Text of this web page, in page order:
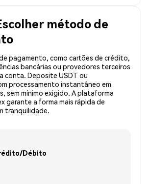
método de
pagamento, como cartões de crédito,
bancárias ou provedores terceiros
conta. Deposite USDT ou
processamento instantâneo em
sem mínimo exigido. A plataforma
garante a forma mais rápida de
tranquilidade.
Débito